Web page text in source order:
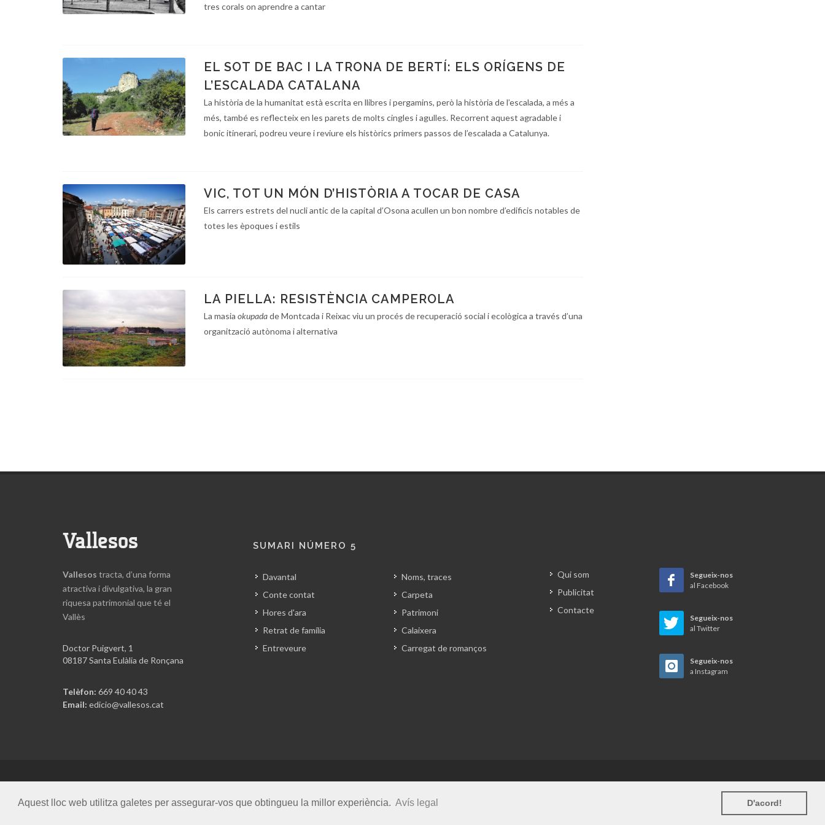
Aquest lloc web utilitza galetes per assegurar-vos que obtingueu la millor experiència. Avís legal D'acord!
tres corals on aprendre a cantar
EL SOT DE BAC I LA TRONA DE BERTÍ: ELS ORÍGENS DE
L’ESCALADA CATALANA
La història de la humanitat està escrita en llibres i pergamins, però la història de l’escalada, a més a
més, també es reflecteix en les parets de molts cingles i agulles. Recorrent aquest agradable i
bonic itinerari, podreu veure i reviure els històrics primers passos de l’escalada a Catalunya.
VIC, TOT UN MÓN D’HISTÒRIA A TOCAR DE CASA
Els carrers estrets del nucli antic de la capital d’Osona acullen un bon nombre d’edificis notables de
totes les èpoques i estils
LA PIELLA: RESISTÈNCIA CAMPEROLA
La masia okupadade Montcada i Reixac viu un procés de recuperació social i ecològica a través d’una
organització autònoma i alternativa
Vallesos
Vallesos tracta, d’una forma
atractiva i divulgativa, la gran
riquesa patrimonial que té el
Vallès
Doctor Puigvert, 1
08187 Santa Eulàlia de Ronçana
Telèfon: 669 40 40 43
Email: edicio@vallesos.cat
SUMARI NÚMERO 5
Davantal
Conte contat
Hores d'ara
Retrat de família
Entreveure
Noms, traces
Carpeta
Patrimoni
Calaixera
Carregat de romanços
Qui som
Publicitat
Contacte
Segueix-nos
al Facebook
Segueix-nos
al Twitter
Segueix-nos
a Instagram
Avís legal